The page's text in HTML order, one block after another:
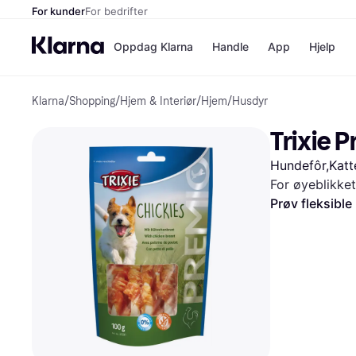
For kunderFor bedrifter
Oppdag Klarna
Betal nå
Betal i 3
Betal innen
Finansiering
Vipps
Handle App Hjelp
Klarna/Shopping/Hjem & Interiør/Hjem/Husdyr
Trixie
For øyeblikket
Prøv